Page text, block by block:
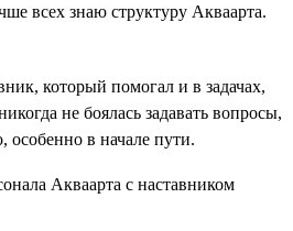
всех знаю структуру Акваарта.
который помогал и в задачах,
не боялась задавать вопросы,
особенно в начале пути.